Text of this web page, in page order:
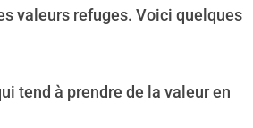
valeurs refuges. Voici quelques
tend à prendre de la valeur en